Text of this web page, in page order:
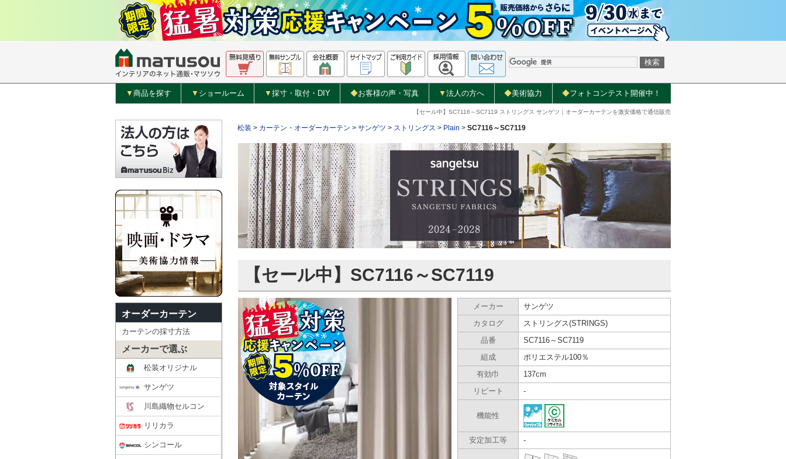
▼ 商品を探す ▼ ショールーム ▼ 採寸・取付・DIY ◆お客様の声・写真 ▼法人の方へ ◆美術協力 ◆フォトコンテスト開催中！
【セール中】SC7116～SC7119 ストリングス サンゲツ｜オーダーカーテンを激安価格で通信販売
オーダーカーテン
カーテンの採寸方法
メーカーで選ぶ
松装オリジナル
サンゲツ
川島織物セルコン
リリカラ
シンコール
松装 > カーテン・オーダーカーテン > サンゲツ > ストリングス > Plain > SC7116～SC7119
【セール中】SC7116～SC7119
メーカー
サンゲツ
カタログ
ストリングス(STRINGS)
品番
SC7116～SC7119
組成
ポリエステル100％
有効巾
137cm
リピート
-
機能性
安定加工等 -